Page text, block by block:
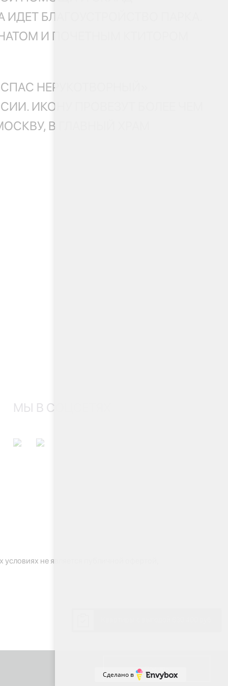
БЛАГОУСТРОЙСТВО ПАРКА.
И ПОЧЕТНЫМ КТИТОРОМ
НЕРУКОТВОРНЫЙ»
ИКОНУ ПРОВЕЗУТ БОЛЕЕ ЧЕМ
В ГЛАВНЫЙ ХРАМ
МЫ В СОЦСЕТЯХ
не является публичной офертой,
Сделано в